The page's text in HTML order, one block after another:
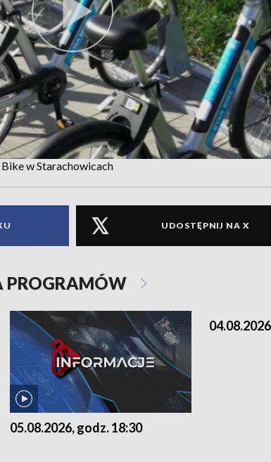
w Starachowicach
UDOSTĘPNIJ NA X
PROGRAMÓW
05.08.2026, godz. 18:30